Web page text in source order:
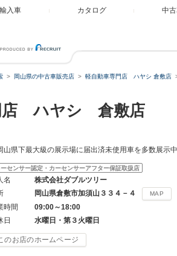
輸入車 カタログ 中
岡山県の中古車販売店 軽自動車専門店 ハヤシ 倉敷店
店 ハヤシ 倉敷店
県下最大級の展示場に届出済未使用車を多数展示
ーセンサー認定・カーセンサーアフター保証取扱店
名
株式会社ダブルツリー
岡山県倉敷市加須山３３４－４ MAP
時間
09:00～18:00
日
水曜日・第３火曜日
のお店のホームページ